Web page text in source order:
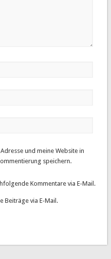
und meine Website in
speichern.
Kommentare via E-Mail.
Beiträge via E-Mail.